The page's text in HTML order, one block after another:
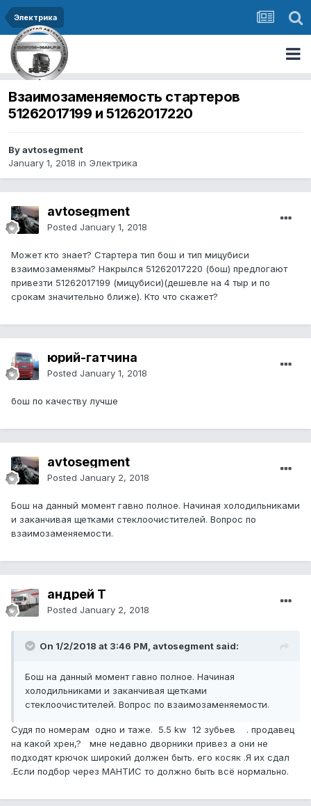
Электрика
Взаимозаменяемость стартеров
51262017199 и 51262017220
By avtosegment
January 1, 2018 in Электрика
avtosegment
Posted January 1, 2018
Может кто знает? Стартера тип бош и тип мицубиси
взаимозаменямы? Накрылся 51262017220 (бош) предлогают
привезти 51262017199 (мицубиси)(дешевле на 4 тыр и по
срокам значительно ближе). Кто что скажет?
юрий-гатчина
Posted January 1, 2018
бош по качеству лучше
avtosegment
Posted January 2, 2018
Бош на данный момент гавно полное. Начиная холодильниками
и заканчивая щетками стеклоочистителей. Вопрос по
взаимозаменяемости.
андрей Т
Posted January 2, 2018
On 1/2/2018 at 3:46 PM, avtosegment said:
Бош на данный момент гавно полное. Начиная
холодильниками и заканчивая щетками
стеклоочистителей. Вопрос по взаимозаменяемости.
Судя по номерам одно и таже. 5.5 kw 12 зубьев . продавец
на какой хрен,? мне недавно дворники привез а они не
подходят крючок широкий должен быть. его косяк .Я их сдал
.Если подбор через МАНТИС то должно быть всё нормально.